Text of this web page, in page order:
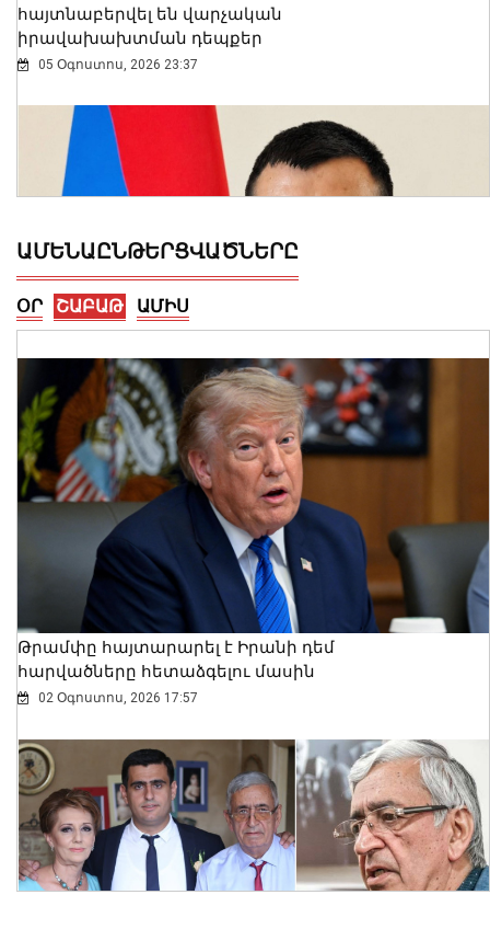
հայտնաբերվել են վարչական
իրավախախտման դեպքեր
05 Օգոստոս, 2026 23:37
Արմեն Մամաջանյանը նշանակվել է ԱԺ
նախագահի տեղակալի խորհրդական
05 Օգոստոս, 2026 23:31
Ինչպե՞ս է շոգն ազդում սրտի վրա և
ինչպես պաշտպանվել. ԱՆ-ի
խորհուրդները
05 Օգոստոս, 2026 23:17
ԱՄԵՆԱԸՆԹԵՐՑՎԱԾՆԵՐԸ
ՕՐ ՇԱԲԱԹ ԱՄԻՍ
Թրամփը հայտարարել է Իրանի դեմ
հարվածները հետաձգելու մասին
02 Օգոստոս, 2026 17:57